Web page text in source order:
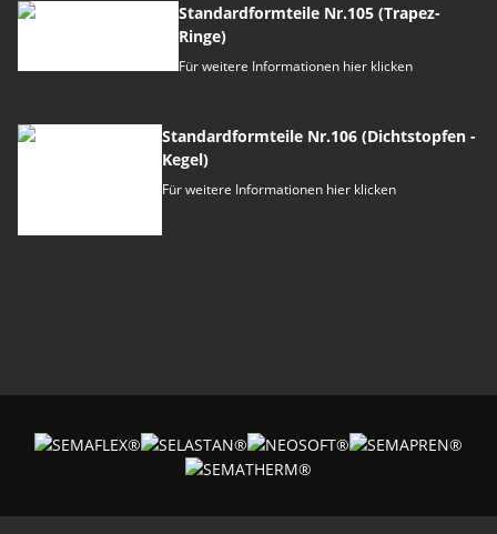
Standardformteile Nr.105 (Trapez-
Ringe)
Für weitere Informationen hier klicken
Standardformteile Nr.106 (Dichtstopfen -
Kegel)
Für weitere Informationen hier klicken